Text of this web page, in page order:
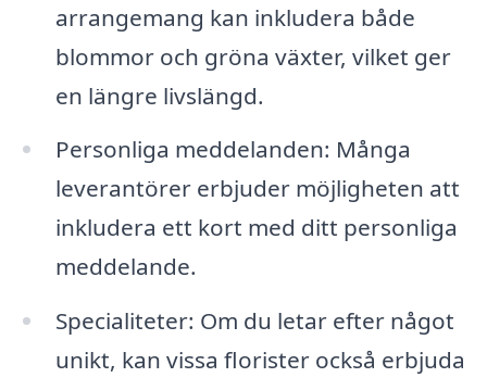
arrangemang kan inkludera både
blommor och gröna växter, vilket ger
en längre livslängd.
Personliga meddelanden: Många
leverantörer erbjuder möjligheten att
inkludera ett kort med ditt personliga
meddelande.
Specialiteter: Om du letar efter något
unikt, kan vissa florister också erbjuda